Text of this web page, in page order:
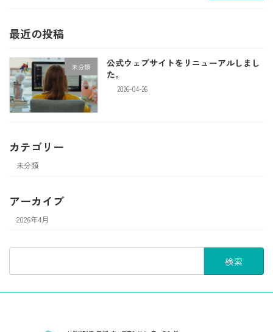
最近の投稿
未分類
公式ウェブサイトをリニューアルしまし
た。
2026-04-26
カテゴリー
未分類
アーカイブ
2026年4月